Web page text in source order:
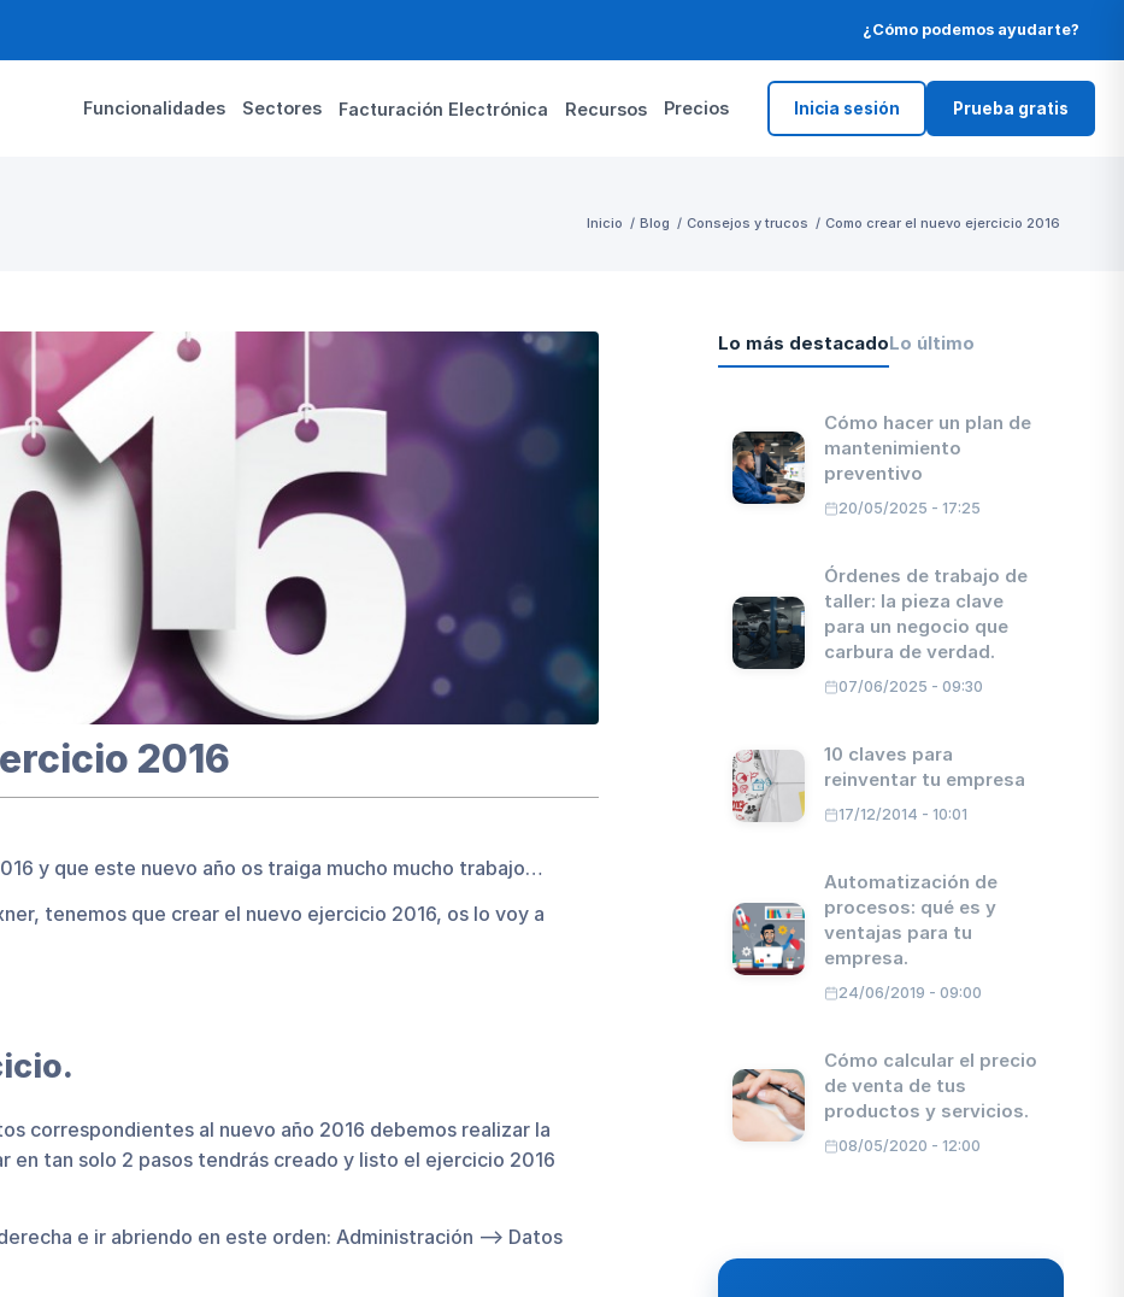
¿Cómo podemos ayudarte?
Funcionalidades Sectores Facturación Electrónica Recursos Precios Inicia sesión Prueba gratis
Inicio / Blog / Consejos y trucos / Como crear el nuevo ejercicio 2016
2016
y que este nuevo año os traiga mucho mucho trabajo…
tenemos que crear el nuevo ejercicio 2016, os lo voy a
correspondientes al nuevo año 2016 debemos realizar la
en tan solo 2 pasos tendrás creado y listo el ejercicio 2016
e ir abriendo en este orden: Administración –> Datos
Lo más destacadoLo último
Cómo hacer un plan de
mantenimiento
preventivo
20/05/2025 - 17:25
Órdenes de trabajo de
taller: la pieza clave
para un negocio que
carbura de verdad.
07/06/2025 - 09:30
10 claves para
reinventar tu empresa
17/12/2014 - 10:01
Automatización de
procesos: qué es y
ventajas para tu
empresa.
24/06/2019 - 09:00
Cómo calcular el precio
de venta de tus
productos y servicios.
08/05/2020 - 12:00